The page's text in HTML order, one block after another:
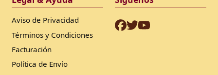
Aviso de Privacidad
Términos y Condiciones
Facturación
Política de Envío